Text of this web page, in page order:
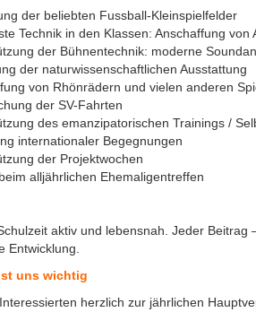
der beliebten Fussball-Kleinspielfelder
Technik in den Klassen: Anschaffung von
der Bühnentechnik: moderne
der naturwissenschaftlichen Ausstattung
von Rhönrädern und vielen anderen
der SV-Fahrten
des emanzipatorischen Trainings /
internationaler Begegnungen
der Projektwochen
alljährlichen Ehemaligentreffen
aktiv und lebensnah. Jeder
Entwicklung.
uns wichtig
herzlich zur jährlichen